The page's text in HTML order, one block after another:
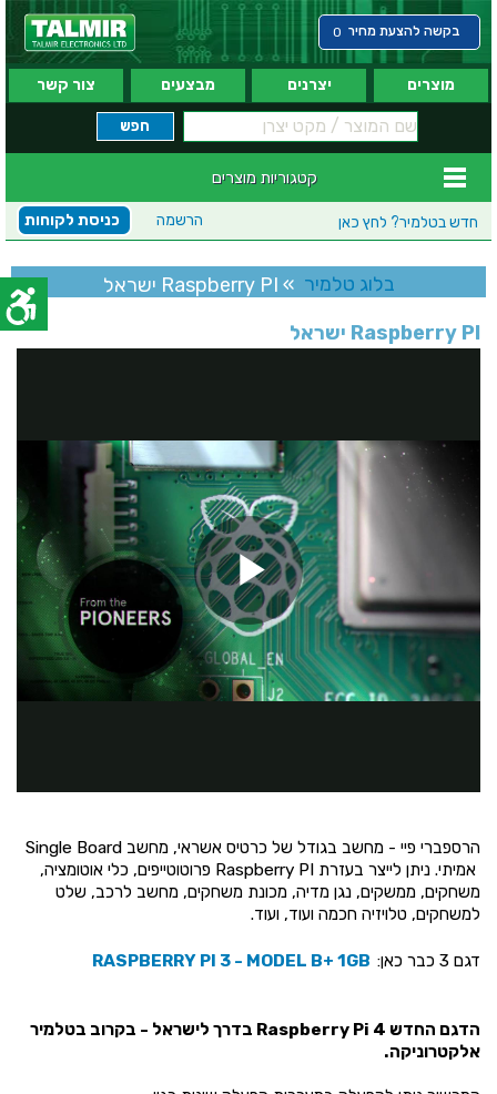
בקשה להצעת מחיר 0
מוצרים יצרנים מבצעים צור קשר
קטגוריות מוצרים
חדש בטלמיר? לחץ כאן כניסת לקוחות הרשמה
בלוג טלמיר » Raspberry PI ישראל
Raspberry PI ישראל
הרספברי פיי - מחשב בגודל של כרטיס אשראי, מחשב Single Board
אמיתי. ניתן לייצר בעזרת Raspberry PI פרוטוטייפים, כלי אוטומציה,
משחקים, ממשקים, נגן מדיה, מכונת משחקים, מחשב לרכב, שלט
למשחקים, טלויזיה חכמה ועוד, ועוד.
דגם 3 כבר כאן: RASPBERRY PI 3 - MODEL B+ 1GB
הדגם החדש Raspberry Pi 4 בדרך לישראל - בקרוב בטלמיר
אלקטרוניקה.